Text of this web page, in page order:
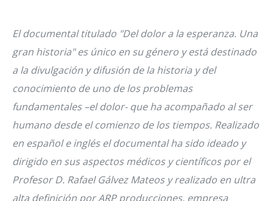
El documental titulado "Del dolor a la esperanza. Una
gran historia" es único en su género y está destinado
a la divulgación y difusión de la historia y del
conocimiento de uno de los problemas
fundamentales –el dolor- que ha acompañado al ser
humano desde el comienzo de los tiempos. Realizado
en español e inglés el documental ha sido ideado y
dirigido en sus aspectos médicos y científicos por el
Profesor D. Rafael Gálvez Mateos y realizado en ultra
alta definición por ARP producciones, empresa